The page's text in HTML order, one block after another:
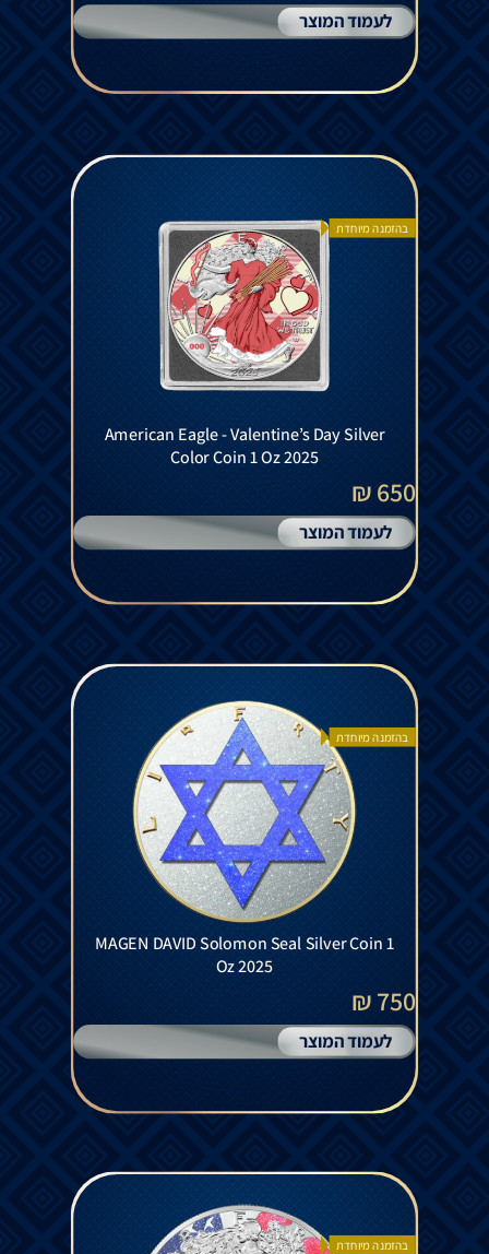
לעמוד המוצר
בהזמנה מיוחדת
American Eagle - Valentine’s Day Silver
Color Coin 1 Oz 2025
650 ₪
לעמוד המוצר
בהזמנה מיוחדת
MAGEN DAVID Solomon Seal Silver Coin 1
Oz 2025
750 ₪
לעמוד המוצר
בהזמנה מיוחדת